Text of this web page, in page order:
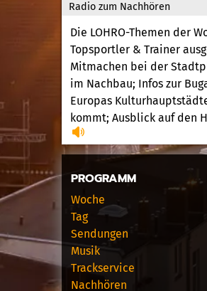
Radio zum Nachhören
Die LOHRO-Themen der
Topsportler & Trainer
Mitmachen bei der
im Nachbau; Infos zur
Europas
kommt; Ausblick auf den
PROGRAMM
Woche
Tag
Sendungen
Musik
Trackservice
Nachhören